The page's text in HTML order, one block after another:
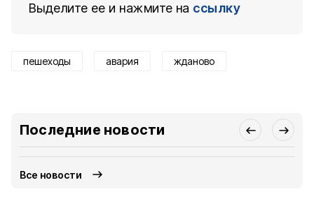
Выделите ее и нажмите на ссылку
пешеходы авария жданово
Последние новости
Все новости